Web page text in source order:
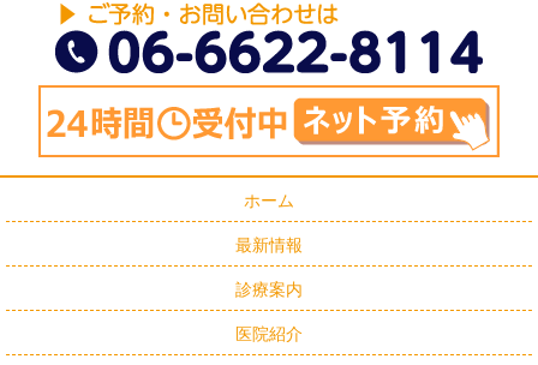
ホーム
最新情報
診療案内
医院紹介